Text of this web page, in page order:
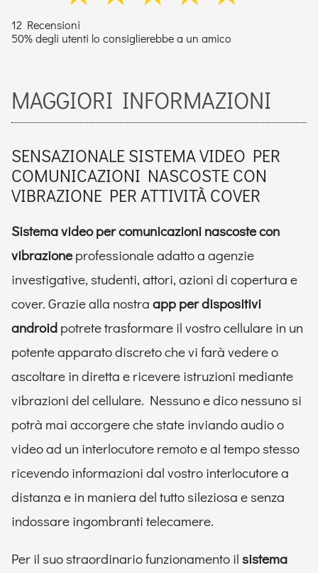
12 Recensioni
50% degli utenti lo consiglierebbe a un amico
MAGGIORI INFORMAZIONI
SENSAZIONALE SISTEMA VIDEO PER
COMUNICAZIONI NASCOSTE CON
VIBRAZIONE PER ATTIVITÀ COVER
Sistema video per comunicazioni nascoste con
vibrazioneprofessionale adatto a agenzie
investigative, studenti, attori, azioni di copertura e
cover. Grazie alla nostra app per dispositivi
android potrete trasformare il vostro cellulare in un
potente apparato discreto che vi farà vedere o
ascoltare in diretta e ricevere istruzioni mediante
vibrazioni del cellulare. Nessuno e dico nessuno si
potrà mai accorgere che state inviando audio o
video ad un interlocutore remoto e al tempo stesso
ricevendo informazioni dal vostro interlocutore a
distanza e in maniera del tutto sileziosa e senza
indossare ingombranti telecamere.
Per il suo straordinario funzionamento il sistema